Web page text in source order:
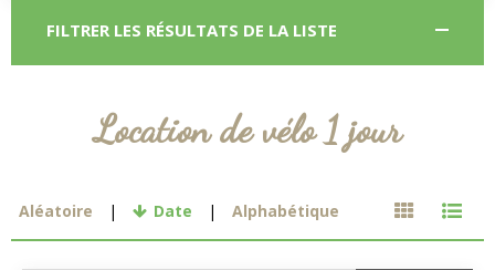
FILTRER LES RÉSULTATS DE LA LISTE
Location de vélo 1 jour
Aléatoire Date Alphabétique